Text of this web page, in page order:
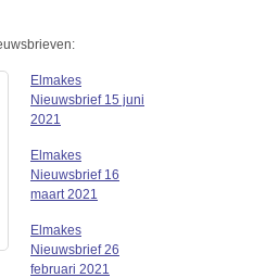
Elmakes
Nieuwsbrief 15 juni
2021
Elmakes
Nieuwsbrief 16
maart 2021
Elmakes
Nieuwsbrief 26
februari 2021